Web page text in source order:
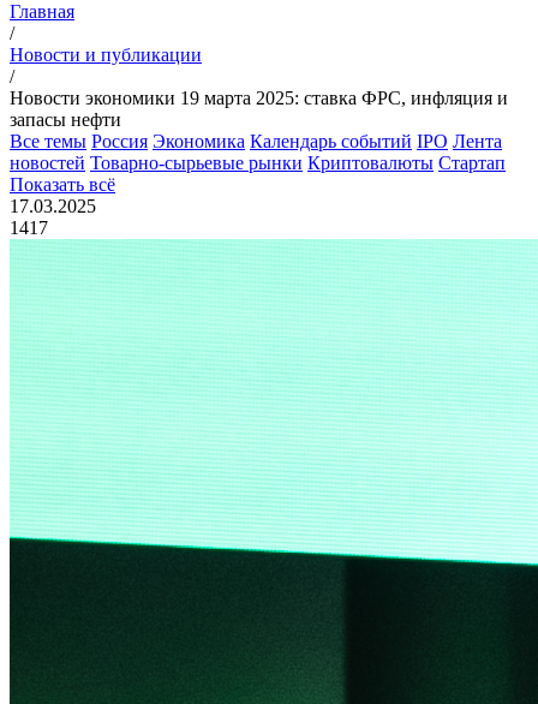
Главная
/
Новости и публикации
/
Новости экономики 19 марта 2025: ставка ФРС, инфляция и
запасы нефти
Все темы Россия Экономика Календарь событий IPO Лента
новостей Товарно-сырьевые рынки Криптовалюты Стартап
Показать всё
17.03.2025
1417